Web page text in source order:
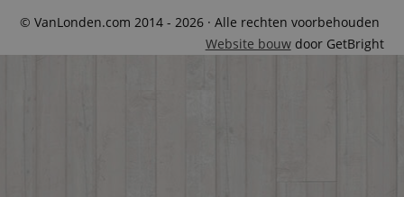
© VanLonden.com 2014 - 2026 · Alle rechten voorbehouden
Website bouwdoor GetBright